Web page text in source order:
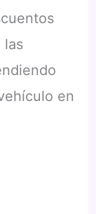
las
en